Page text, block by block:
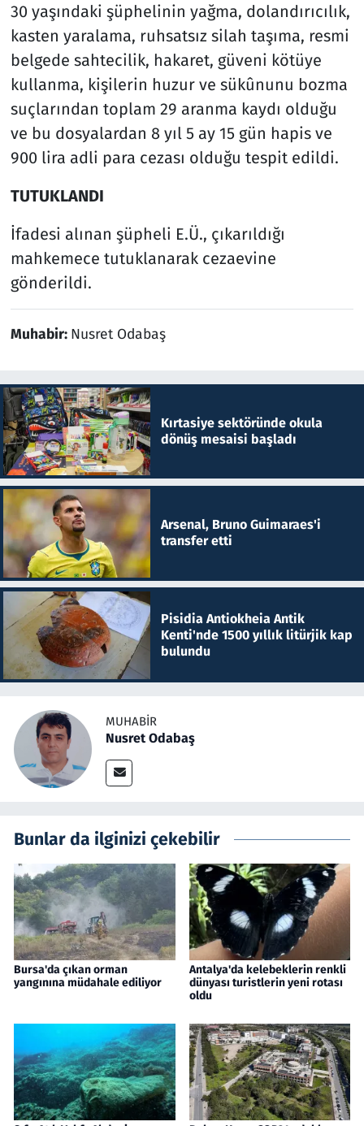
30 yaşındaki şüphelinin yağma, dolandırıcılık,
kasten yaralama, ruhsatsız silah taşıma, resmi
belgede sahtecilik, hakaret, güveni kötüye
kullanma, kişilerin huzur ve sükûnunu bozma
suçlarından toplam 29 aranma kaydı olduğu
ve bu dosyalardan 8 yıl 5 ay 15 gün hapis ve
900 lira adli para cezası olduğu tespit edildi.
TUTUKLANDI
İfadesi alınan şüpheli E.Ü., çıkarıldığı
mahkemece tutuklanarak cezaevine
gönderildi.
Muhabir: Nusret Odabaş
Kırtasiye sektöründe okula
dönüş mesaisi başladı
Arsenal, Bruno Guimaraes'i
transfer etti
Pisidia Antiokheia Antik
Kenti'nde 1500 yıllık litürjik kap
bulundu
MUHABIR
Nusret Odabaş
Bunlar da ilginizi çekebilir
Bursa'da çıkan orman
yangınına müdahale ediliyor
Antalya'da kelebeklerin renkli
dünyası turistlerin yeni rotası
oldu